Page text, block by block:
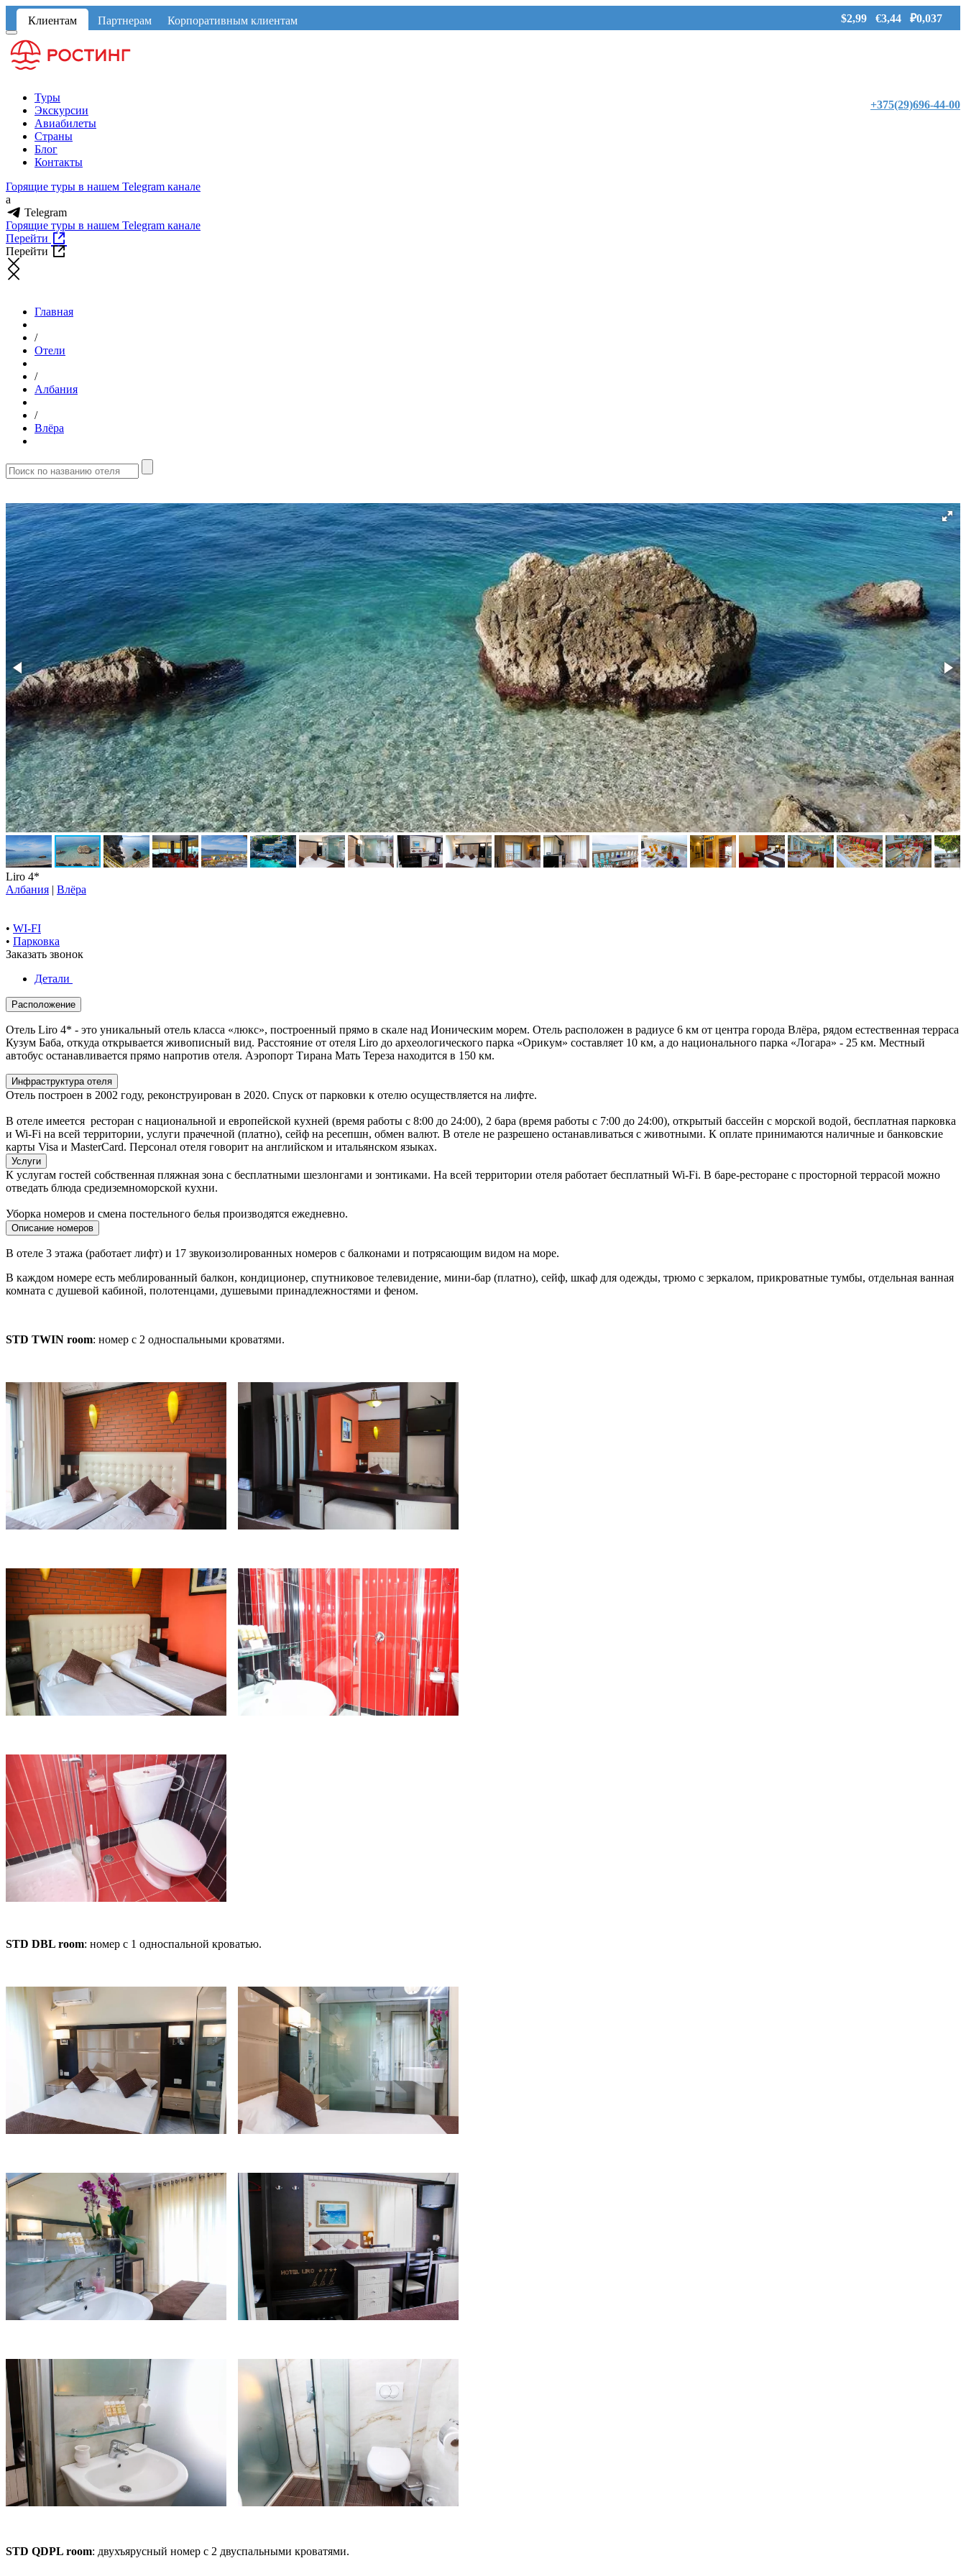
Клиентам Партнерам Корпоративным клиентам $2,99 €3,44 ₽0,037
+375(29)696-44-00
Туры
Экскурсии
Авиабилеты
Страны
Блог
Контакты
Горящие туры в нашем Telegram канале
a
Telegram
Горящие туры в нашем Telegram канале
Перейти
Перейти
Главная
/
Отели
/
Албания
/
Влёра
Liro 4*
Албания | Влёра
• WI-FI
• Парковка
Заказать звонок
Детали
Расположение
Отель Liro 4* - это уникальный отель класса «люкс», построенный прямо в скале над Ионическим морем. Отель расположен в радиусе 6 км от центра города Влёра, рядом естественная терраса
Кузум Баба, откуда открывается живописный вид. Расстояние от отеля Liro до археологического парка «Орикум» составляет 10 км, а до национального парка «Логара» - 25 км. Местный
автобус останавливается прямо напротив отеля. Аэропорт Тирана Мать Тереза находится в 150 км.
Инфраструктура отеля
Отель построен в 2002 году, реконструирован в 2020. Спуск от парковки к отелю осуществляется на лифте.
В отеле имеется ресторан с национальной и европейской кухней (время работы с 8:00 до 24:00), 2 бара (время работы с 7:00 до 24:00), открытый бассейн с морской водой, бесплатная парковка
и Wi-Fi на всей территории, услуги прачечной (платно), сейф на ресепшн, обмен валют. В отеле не разрешено останавливаться с животными. К оплате принимаются наличные и банковские
карты Visa и MasterCard. Персонал отеля говорит на английском и итальянском языках.
Услуги
К услугам гостей собственная пляжная зона с бесплатными шезлонгами и зонтиками. На всей территории отеля работает бесплатный Wi-Fi. В баре-ресторане с просторной террасой можно
отведать блюда средиземноморской кухни.
Уборка номеров и смена постельного белья производятся ежедневно.
Описание номеров
В отеле 3 этажа (работает лифт) и 17 звукоизолированных номеров с балконами и потрясающим видом на море.
В каждом номере есть меблированный балкон, кондиционер, спутниковое телевидение, мини-бар (платно), сейф, шкаф для одежды, трюмо с зеркалом, прикроватные тумбы, отдельная ванная
комната с душевой кабиной, полотенцами, душевыми принадлежностями и феном.
STD TWIN room: номер с 2 односпальными кроватями.
STD DBL room: номер с 1 односпальной кроватью.
STD QDPL room: двухъярусный номер с 2 двуспальными кроватями.